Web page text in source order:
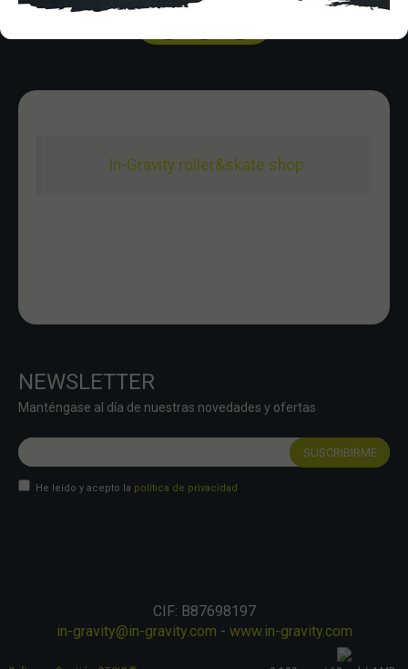
In-Gravity roller&skate shop
NEWSLETTER
Manténgase al día de nuestras novedades y ofertas
He leído y acepto la política de privacidad
CIF: B87698197
in-gravity@in-gravity.com - www.in-gravity.com